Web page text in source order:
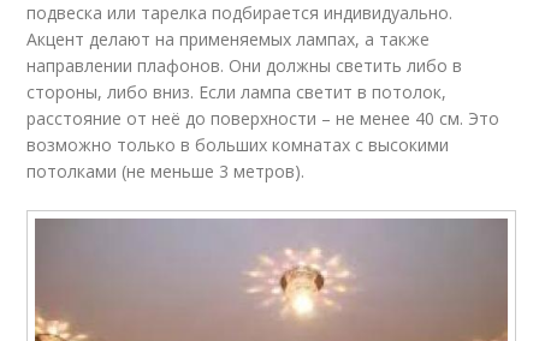
подвеска или тарелка подбирается индивидуально.
Акцент делают на применяемых лампах, а также
направлении плафонов. Они должны светить либо в
стороны, либо вниз. Если лампа светит в потолок,
расстояние от неё до поверхности – не менее 40 см. Это
возможно только в больших комнатах с высокими
потолками (не меньше 3 метров).